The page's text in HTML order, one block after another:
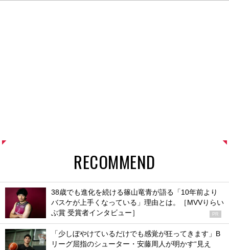
RECOMMEND
38歳でも進化を続ける篠山竜青が語る「10年前より
バスケが上手くなっている」理由とは。［MVVりらい
ぶ賞 受賞者インタビュー］
PR
「少しぼやけているだけでも感覚が狂ってきます」B
リーグ屈指のシューター・安藤周人が明かす“見え